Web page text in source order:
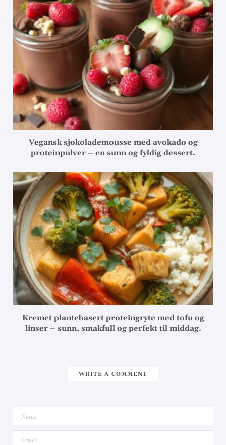
Vegansk sjokolademousse med avokado og
proteinpulver – en sunn og fyldig dessert.
Kremet plantebasert proteingryte med tofu og
linser – sunn, smakfull og perfekt til middag.
WRITE A COMMENT